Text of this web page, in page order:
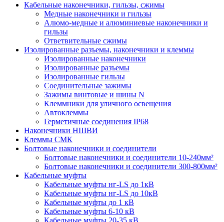
Кабельные наконечники, гильзы, сжимы
Медные наконечники и гильзы
Алюмо-медные и алюминиевые наконечники и
гильзы
Ответвительные сжимы
Изолированные разъемы, наконечники и клеммы
Изолированные наконечники
Изолированные разъемы
Изолированные гильзы
Соединительные зажимы
Зажимы винтовые и шины N
Клеммники для уличного освещения
Автоклеммы
Герметичные соединения IP68
Наконечники НШВИ
Клеммы СМК
Болтовые наконечники и соединители
Болтовые наконечники и соединители 10-240мм²
Болтовые наконечники и соединители 300-800мм²
Кабельные муфты
Кабельные муфты нг-LS до 1кВ
Кабельные муфты нг-LS до 10кВ
Кабельные муфты до 1 кВ
Кабельные муфты 6-10 кВ
Кабельные муфты 20-35 кВ